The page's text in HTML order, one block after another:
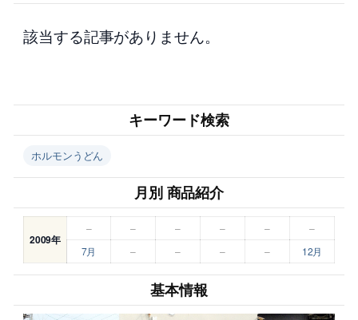
該当する記事がありません。
キーワード検索
ホルモンうどん
月別 商品紹介
2009年
– – – – –
–
7月
– – – – 12月
基本情報